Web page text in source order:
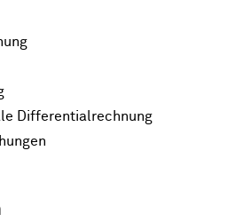
Differentialrechnung